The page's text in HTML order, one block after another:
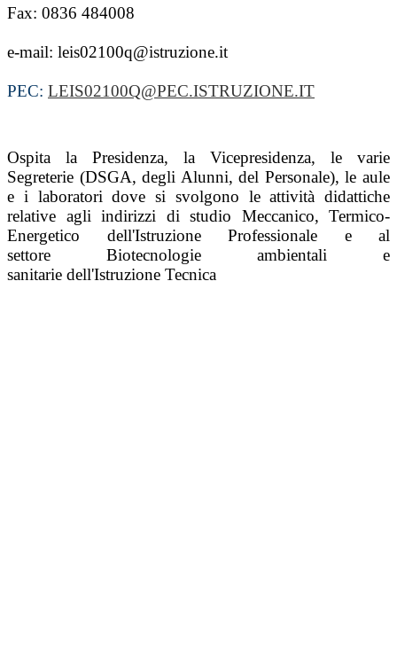
Fax: 0836 484008
e-mail: leis02100q@istruzione.it
PEC: LEIS02100Q@PEC.ISTRUZIONE.IT
Ospita la Presidenza, la Vicepresidenza, le varie
Segreterie (DSGA, degli Alunni, del Personale), le aule
e i laboratori dove si svolgono le attività didattiche
relative agli indirizzi di studio Meccanico, Termico-
Energetico dell'Istruzione Professionale e al
settore Biotecnologie ambientali e
sanitarie dell'Istruzione Tecnica